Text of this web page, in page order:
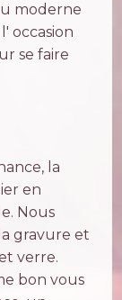
moderne
occasion
se faire
la
en
Nous
gravure et
verre.
bon vous